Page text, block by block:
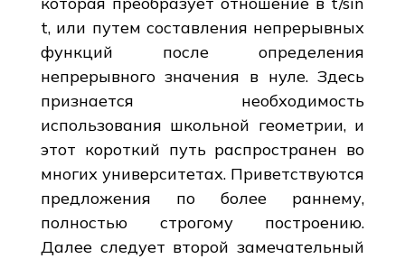
t, или путем составления непрерывных
функций после определения
непрерывного значения в нуле. Здесь
признается необходимость
использования школьной геометрии, и
этот короткий путь распространен во
многих университетах. Приветствуются
предложения по более раннему,
полностью строгому построению.
Далее следует второй замечательный